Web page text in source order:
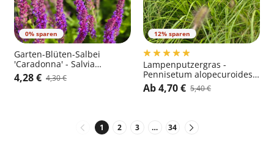
0% sparen
Garten-Blüten-Salbei
'Caradonna' - Salvia
nemorosa 'Caradonna'
4,28 € 4,30 €
12% sparen
Lampenputzergras -
Pennisetum alopecuroides
'Hameln'
Ab 4,70 € 5,40 €
1 2 3 … 34